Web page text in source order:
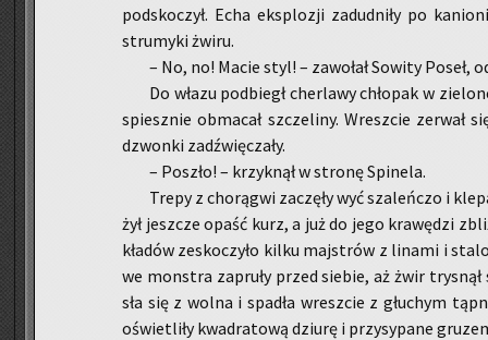
pod­sko­czył. Echa eks­plo­zji za­dud­ni­ły po
stru­my­ki żwiru.
– No, no! Macie styl! – za­wo­łał So­wi­ty Poseł,
Do włazu pod­biegł cher­la­wy chło­pak w
spiesz­nie ob­ma­cał szcze­li­ny. Wresz­cie ze­rwał
dzwon­ki za­dźwię­cza­ły.
– Po­szło! – krzyk­nął w stro­nę Spi­ne­la.
Trepy z cho­rą­gwi za­czę­ły wyć sza­leń­czo i
żył jesz­cze opaść kurz, a już do jego kra­wę­dzi
kła­dów ze­sko­czy­ło kilku maj­strów z li­na­mi i
we mon­stra za­pru­ły przed sie­bie, aż żwir
sła się z wolna i spa­dła wresz­cie z głu­chym
oświe­tli­ły kwa­dra­to­wą dziu­rę i przy­sy­pa­ne